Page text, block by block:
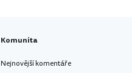
Komunita
Nejnovější komentáře